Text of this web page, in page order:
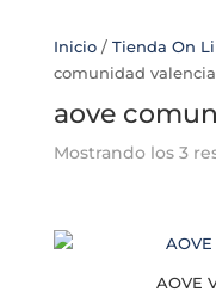
Inicio/ Tienda On
comunidad
aove
Mostrando los 3
AOVE